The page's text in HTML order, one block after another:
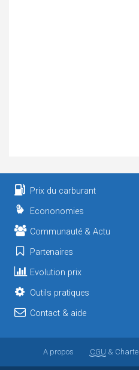
Prix du carburant
Econonomies
Communauté & Actu
Partenaires
Evolution prix
Outils pratiques
Contact & aide
A propos CGU & Charte